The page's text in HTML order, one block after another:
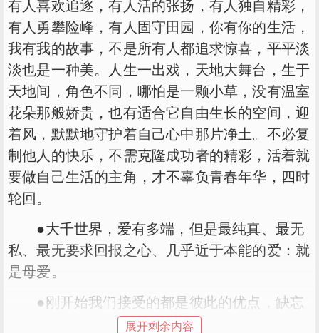
有人喜欢追逐，有人活的张扬，有人独自精彩，
有人勇攀险峰，有人固守田园，你有你的生活，
我有我的故事，不是所有人都追求惊喜，平平淡
淡也是一种美。人生一出戏，天地大舞台，生于
天地间，角色不同，哪怕是一颗小草，没有温室
花朵那般娇贵，也有适合它自由生长的空间，迎
着风，默默地守护着自己心中那片净土。不必复
制他人的快乐，不需克隆成功者的精彩，活着就
要做自己生活的主角，才不辜负青春年华，四时
轮回。
●大千世界，爱有多端，但是最纯真、最无
私、最无要求回报之心、几乎近于本能的爱：就
是母爱。
●刚开始我们接受的都是彼此的优点，缺忘
了，真爱是接受并拥有彼此的所有。。。坚持一
展开剩余内容